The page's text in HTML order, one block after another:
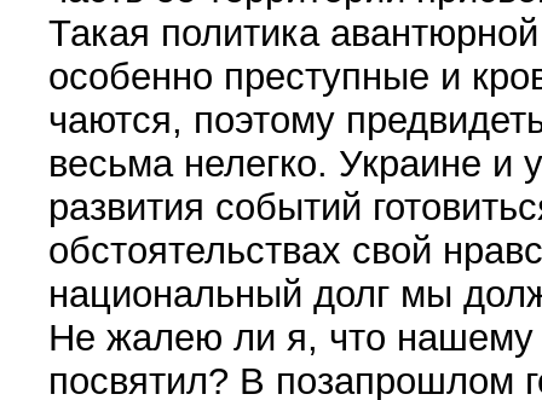
Такая политика
особенно преступные и
чаются, поэтому
весьма нелегко. Ук­ра­ине
развития событий
обстоятельствах свой
национальный долг мы
Не жалею ли я, что
посвятил? В позапрошлом